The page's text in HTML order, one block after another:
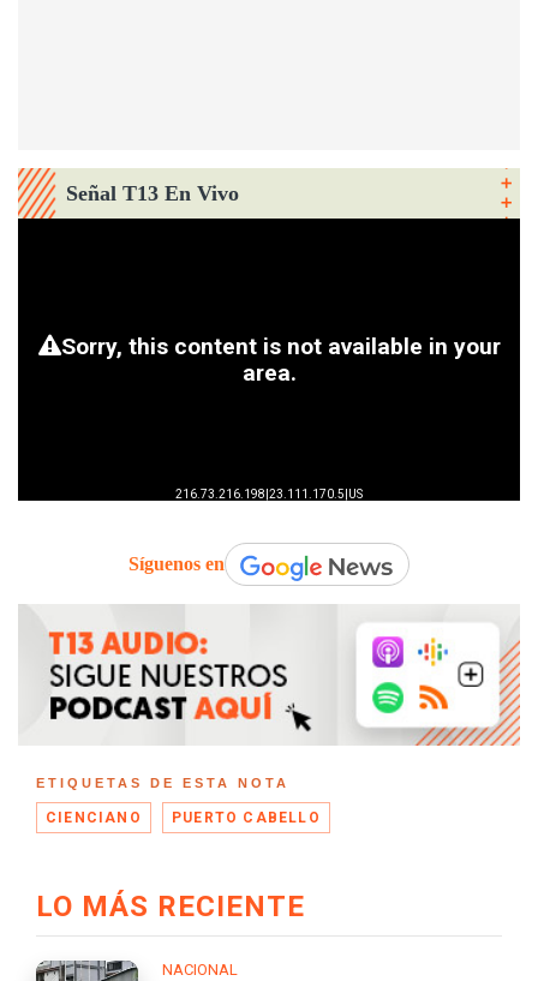
Señal T13 En Vivo
Síguenos en
ETIQUETAS DE ESTA NOTA
CIENCIANO PUERTO CABELLO
LO MÁS RECIENTE
NACIONAL